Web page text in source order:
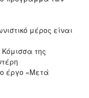
μέρος είναι
της
έργο «Μετά